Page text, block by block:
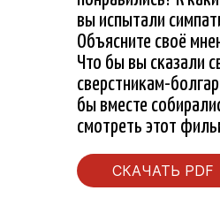
вы испытали
Объясните своё
Что бы вы сказали
сверстникам-
бы вместе
смотреть этот
СКАЧАТЬ PDF